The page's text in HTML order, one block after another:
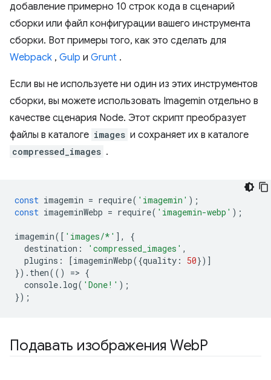
добавление примерно 10 строк кода в сценарий
сборки или файл конфигурации вашего инструмента
сборки. Вот примеры того, как это сделать для
Webpack , Gulp и Grunt .
Если вы не используете ни один из этих инструментов
сборки, вы можете использовать Imagemin отдельно в
качестве сценария Node. Этот скрипт преобразует
файлы в каталоге images и сохраняет их в каталоге
compressed_images .
const imagemin = require( 'imagemin' );
const imageminWebp = require( 'imagemin-webp' );
imagemin([ 'images/*' ],
{
destination : 'compressed_images' ,
plugins : [imageminWebp({quality : 50})]
}). then(() => {
console. log( 'Done!' );
});
Подавать изображения WebP